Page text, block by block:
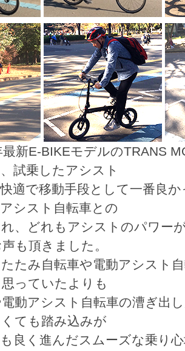
新E-BIKEモデルのTRANS
試乗したアシスト
適で移動手段として一番良
シスト自転車との
、どれもアシストのパワー
も頂きました。
たみ自転車や電動アシスト
っていたよりも
動アシスト自転車の漕ぎ出
ても踏み込みが
良く進んだスムーズな乗り